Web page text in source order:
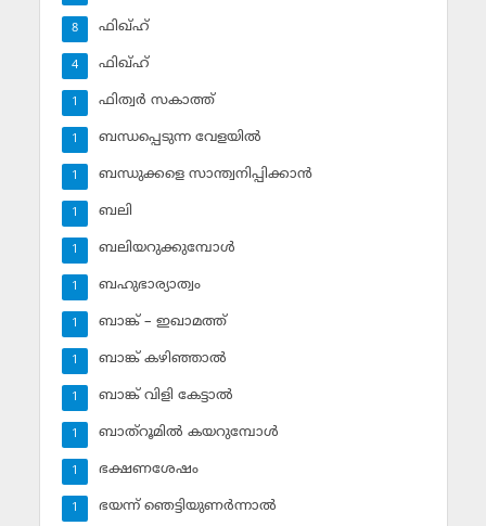
ഫിഖ്ഹ്
8
ഫിഖ്ഹ്‌
4
ഫിത്വര്‍ സകാത്ത്‌
1
ബന്ധപ്പെടുന്ന വേളയില്‍
1
ബന്ധുക്കളെ സാന്ത്വനിപ്പിക്കാന്‍
1
ബലി
1
ബലിയറുക്കുമ്പോള്‍
1
ബഹുഭാര്യാത്വം
1
ബാങ്ക് – ഇഖാമത്ത്
1
ബാങ്ക് കഴിഞ്ഞാല്‍
1
ബാങ്ക് വിളി കേട്ടാല്‍
1
ബാത്‌റൂമില്‍ കയറുമ്പോള്‍
1
ഭക്ഷണശേഷം
1
ഭയന്ന് ഞെട്ടിയുണര്‍ന്നാല്‍
1